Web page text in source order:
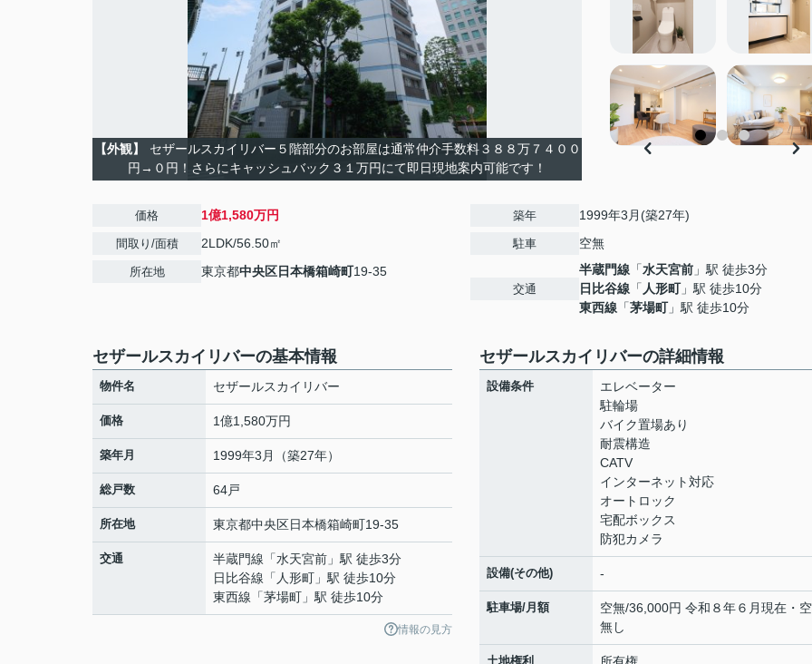
【外観】
セザールスカイリバー５階部分のお部屋は通常仲介手数料３８８万７４００
円→０円！さらにキャッシュバック３１万円にて即日現地案内可能です！
価格 1億1,580万円
間取り/面積 2LDK/56.50㎡
所在地 東京都中央区日本橋箱崎町19-35
築年 1999年3月(築27年)
駐車 空無
交通
半蔵門線 「水天宮前 」駅 徒歩3分
日比谷線 「 人形町」駅 徒歩10分
東西線 「茅場町」駅 徒歩10分
セザールスカイリバーの基本情報
物件名 セザールスカイリバー
価格 1億1,580万円
築年月 1999年3月（築27年）
総戸数 64戸
所在地 東京都中央区日本橋箱崎町19-35
交通 半蔵門線 「水天宮前 」駅 徒歩3分
日比谷線 「 人形町 」駅 徒歩10分
東西線 「茅場町 」駅 徒歩10分
情報の見方
セザールスカイリバーの詳細情報
設備条件
エレベーター
駐輪場
バイク置場あり
耐震構造
CATV
インターネット対応
オートロック
宅配ボックス
防犯カメラ
設備(その他) -
駐車場/月額
空無/36,000円 令和８年６月現在・
無し
土地権利